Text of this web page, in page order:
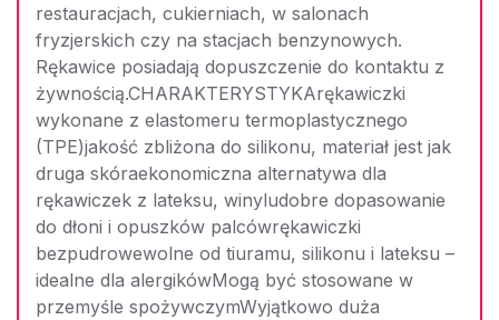
restauracjach, cukierniach, w salonach
fryzjerskich czy na stacjach benzynowych.
Rękawice posiadają dopuszczenie do kontaktu z
żywnością.CHARAKTERYSTYKArękawiczki
wykonane z elastomeru termoplastycznego
(TPE)jakość zbliżona do silikonu, materiał jest jak
druga skóraekonomiczna alternatywa dla
rękawiczek z lateksu, winyludobre dopasowanie
do dłoni i opuszków palcówrękawiczki
bezpudrowewolne od tiuramu, silikonu i lateksu –
idealne dla alergikówMogą być stosowane w
przemyśle spożywczymWyjątkowo duża